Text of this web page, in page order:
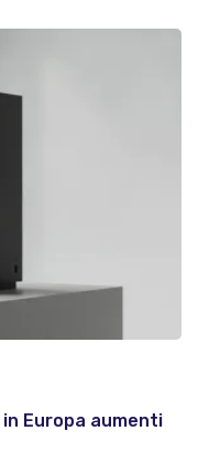
in Europa aumenti